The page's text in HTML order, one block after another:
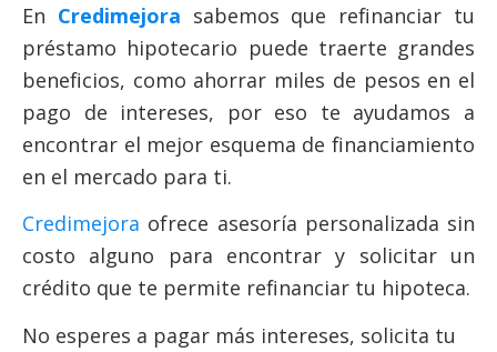
En Credimejora sabemos que refinanciar tu
préstamo hipotecario puede traerte grandes
beneficios, como ahorrar miles de pesos en el
pago de intereses, por eso te ayudamos a
encontrar el mejor esquema de financiamiento
en el mercado para ti.
Credimejora ofrece asesoría personalizada sin
costo alguno para encontrar y solicitar un
crédito que te permite refinanciar tu hipoteca.
No esperes a pagar más intereses, solicita tu